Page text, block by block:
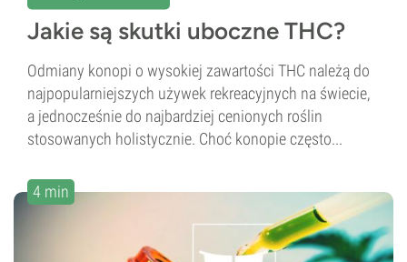
Jakie są skutki uboczne THC?
Odmiany konopi o wysokiej zawartości THC należą do
najpopularniejszych używek rekreacyjnych na świecie,
a jednocześnie do najbardziej cenionych roślin
stosowanych holistycznie. Choć konopie często...
4 min